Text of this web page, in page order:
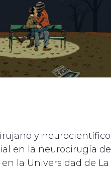
y neurocientífico
en la neurocirugía de
la Universidad de La